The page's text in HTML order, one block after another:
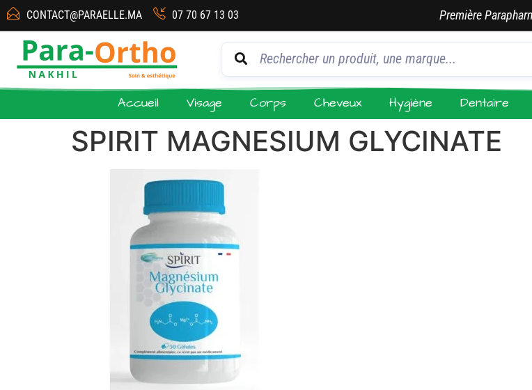
CONTACT@PARAELLE.MA 07 70 67 13 03 Première
Accueil Visage Corps Cheveux Hygiène Dentaire
SPIRIT MAGNESIUM GLYCINATE